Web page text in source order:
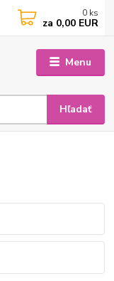
Menu
Hľadať
0 ks
za 0,00 EUR